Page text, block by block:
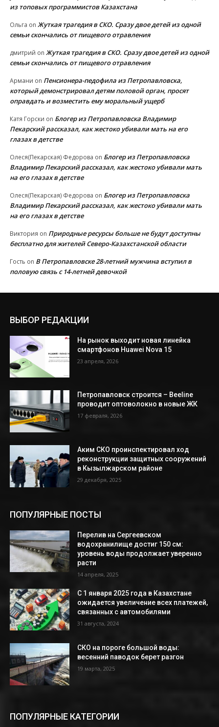
из топовых программистов Казахстана
Ольга on Жуткая трагедия в СКО. Сразу двое детей из одной
семьи скончались от пищевого отравления
дмитрий on Жуткая трагедия в СКО. Сразу двое детей из одной
семьи скончались от пищевого отравления
Армани on Пенсионера-педофила из Петропавловска,
который демонстрировал детям половой орган, просят
оправдать и возместить ему моральный ущерб
Катя Горски on Блогер из Петропавловска Владимир
Пекарский рассказал, как жестоко убивали мать на его
глазах в детстве
Олеся(Пекарская) Федорова on Блогер из Петропавловска
Владимир Пекарский рассказал, как жестоко убивали мать
на его глазах в детстве
Олеся(Пекарская) Федорова on Блогер из Петропавловска
Владимир Пекарский рассказал, как жестоко убивали мать
на его глазах в детстве
Виктория on Природные ресурсы больше не будут доступны
бесплатно для жителей Северо-Казахстанской области
Гость on В Петропавловске 28-летний мужчина вступил в
половую связь с 14-летней девочкой
ВЫБОР РЕДАКЦИИ
На рынок выходит новая линейка
смартфонов Huawei Nova 15
23 апреля, 2026
Петропавловск строится – Beeline
проводит оптоволокно в новые ЖК
17 февраля, 2026
Аким СКО проинспектировал ход
реконструкции защитных сооружений
в Кызылжарском районе
29 декабря, 2025
ПОПУЛЯРНЫЕ ПОСТЫ
Перелив на Сергеевском
водохранилище достиг 150 см:
уровень воды продолжает уверенно
расти
14 апреля, 2025
С 1 января 2025 года в Казахстане
ожидается увеличение всех платежей,
связанных с автомобилями
31 августа, 2024
СКО на пороге большой воды:
весенний паводок берет разгон
19 марта, 2025
ПОПУЛЯРНЫЕ КАТЕГОРИИ